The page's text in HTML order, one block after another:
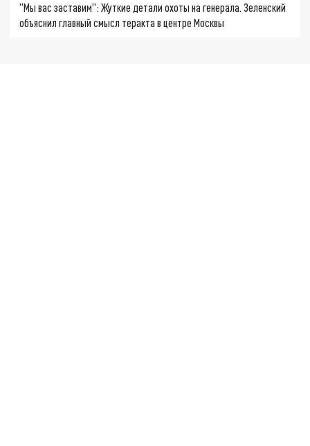
"Мы вас заставим": Жуткие детали охоты на генерала. Зеленский
объяснил главный смысл теракта в центре Москвы